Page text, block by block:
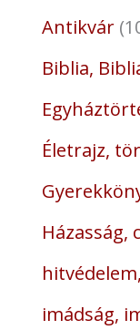
Antikvár
Biblia,
Életrajz,
Házasság,
imádság,